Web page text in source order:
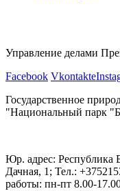
Управление делами
Facebook Vkontakte
Государственное
"Национальный парк
Юр. адрес: Республика
Дачная, 1; Тел.:
работы: пн-пт 8.00-